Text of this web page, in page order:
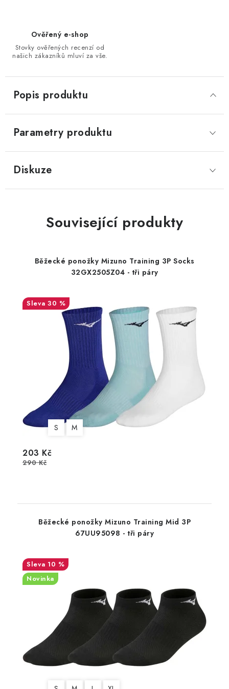
Ověřený e-shop
Stovky ověřených recenzí od
našich zákazníků mluví za vše.
Popis produktu
Parametry produktu
Diskuze
Související produkty
Běžecké ponožky Mizuno Training 3P Socks
32GX2505Z04 - tři páry
30 %
S M
203 Kč
290 Kč
Běžecké ponožky Mizuno Training Mid 3P
67UU95098 - tři páry
10 %
Novinka